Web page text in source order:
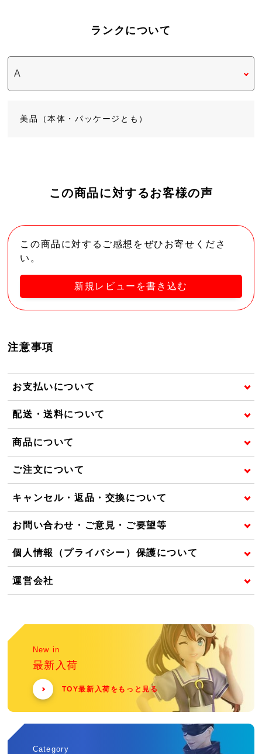
ランクについて
美品（本体・パッケージとも）
この商品に対するお客様の声
この商品に対するご感想をぜひお寄せくださ
い。
新規レビューを書き込む
注意事項
お支払いについて
配送・送料について
商品について
ご注文について
キャンセル・返品・交換について
お問い合わせ・ご意見・ご要望等
個人情報（プライバシー）保護について
運営会社
New in
最新入荷
TOY最新入荷をもっと見る
Category